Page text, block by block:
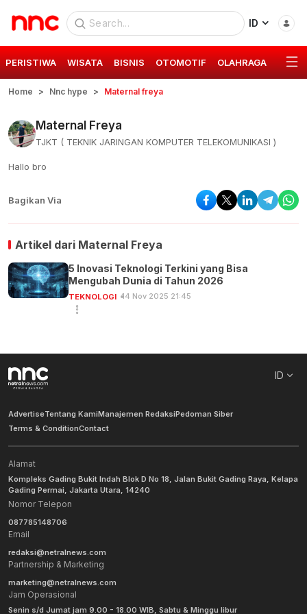
ID
PERISTIWA WISATA BISNIS OTOMOTIF OLAHRAGA GAYA
Home Nnc hype Maternal freya
Maternal Freya
TJKT ( TEKNIK JARINGAN KOMPUTER TELEKOMUNIKASI )
Hallo bro
Bagikan Via
Artikel dari Maternal Freya
5 Inovasi Teknologi Terkini yang Bisa
Mengubah Dunia di Tahun 2026
TEKNOLOGI 14 Nov 2025 21:45
ID
AdvertiseTentang KamiManajemen RedaksiPedoman Siber
Terms & ConditionContact
Alamat
Kompleks Gading Bukit Indah Blok D No 18, Jalan Bukit Gading Raya, Kelapa
Gading Permai, Jakarta Utara, 14240
Nomor Telepon
087785148706
Email
redaksi@netralnews.com
Partnership & Marketing
marketing@netralnews.com
Jam Operasional
Senin s/d Jumat jam 9.00 - 18.00 WIB, Sabtu & Minggu libur